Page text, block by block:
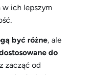
w ich lepszym
być różne, ale
do
zacząć od